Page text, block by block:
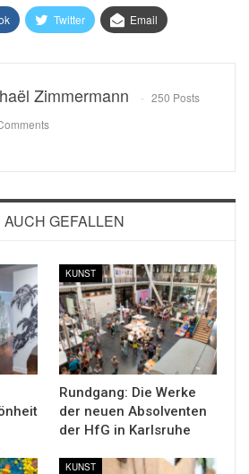
Twitter Email
Zimmermann
250 Posts
GEFALLEN
KUNST
Rundgang: Die Werke
der neuen Absolventen
der HfG in Karlsruhe
KUNST